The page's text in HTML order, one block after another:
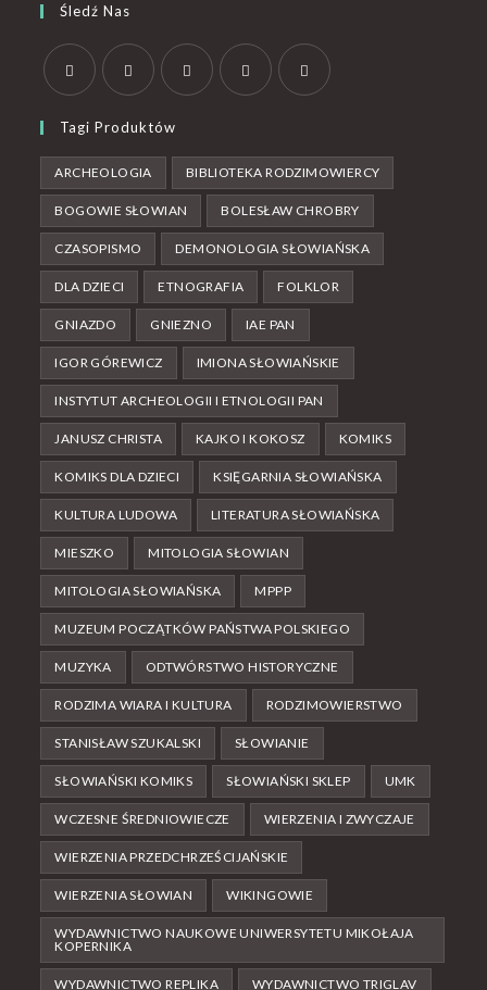
Śledź Nas
Tagi Produktów
ARCHEOLOGIA BIBLIOTEKA RODZIMOWIERCY
BOGOWIE SŁOWIAN BOLESŁAW CHROBRY
CZASOPISMO DEMONOLOGIA SŁOWIAŃSKA
DLA DZIECI ETNOGRAFIA FOLKLOR
GNIAZDO GNIEZNO IAE PAN
IGOR GÓREWICZ IMIONA SŁOWIAŃSKIE
INSTYTUT ARCHEOLOGII I ETNOLOGII PAN
JANUSZ CHRISTA KAJKO I KOKOSZ KOMIKS
KOMIKS DLA DZIECI KSIĘGARNIA SŁOWIAŃSKA
KULTURA LUDOWA LITERATURA SŁOWIAŃSKA
MIESZKO MITOLOGIA SŁOWIAN
MITOLOGIA SŁOWIAŃSKA MPPP
MUZEUM POCZĄTKÓW PAŃSTWA POLSKIEGO
MUZYKA ODTWÓRSTWO HISTORYCZNE
RODZIMA WIARA I KULTURA RODZIMOWIERSTWO
STANISŁAW SZUKALSKI SŁOWIANIE
SŁOWIAŃSKI KOMIKS SŁOWIAŃSKI SKLEP UMK
WCZESNE ŚREDNIOWIECZE WIERZENIA I ZWYCZAJE
WIERZENIA PRZEDCHRZEŚCIJAŃSKIE
WIERZENIA SŁOWIAN WIKINGOWIE
WYDAWNICTWO NAUKOWE UNIWERSYTETU MIKOŁAJA
KOPERNIKA
WYDAWNICTWO REPLIKA WYDAWNICTWO TRIGLAV